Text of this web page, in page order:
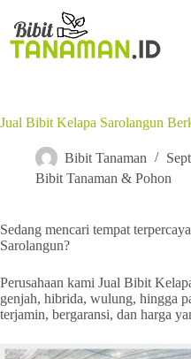
Jual Bibit Kelapa Sarolangun
Bibit Tanaman
Bibit Tanaman & Pohon
Sedang mencari tempat
Sarolangun?
Perusahaan kami Jual Bibit
genjah, hibrida, wulung, hingga
terjamin, bergaransi, dan harga